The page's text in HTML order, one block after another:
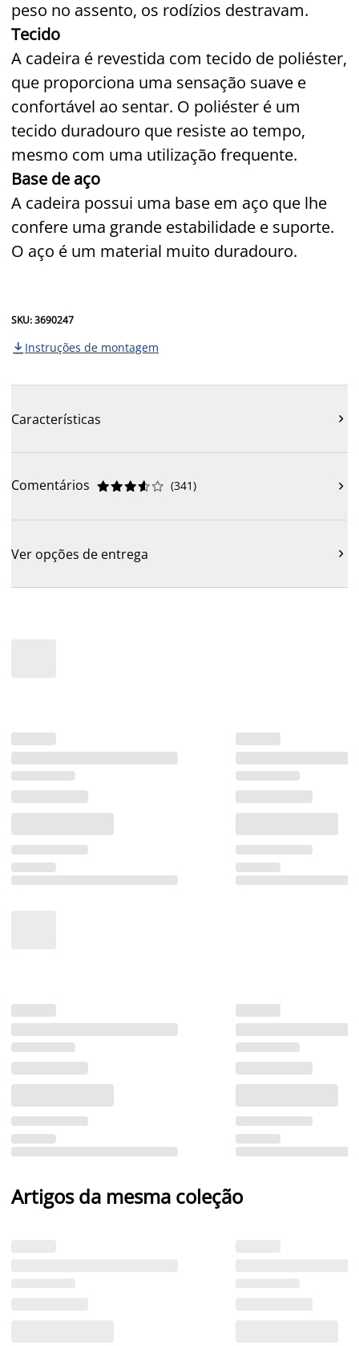
peso no assento, os rodízios destravam.
Tecido
A cadeira é revestida com tecido de poliéster,
que proporciona uma sensação suave e
confortável ao sentar. O poliéster é um
tecido duradouro que resiste ao tempo,
mesmo com uma utilização frequente.
Base de aço
A cadeira possui uma base em aço que lhe
confere uma grande estabilidade e suporte.
O aço é um material muito duradouro.
SKU: 3690247
 Instruções de montagem
Características 
Comentários 




 (341) 
Ver opções de entrega 
Artigos da mesma coleção